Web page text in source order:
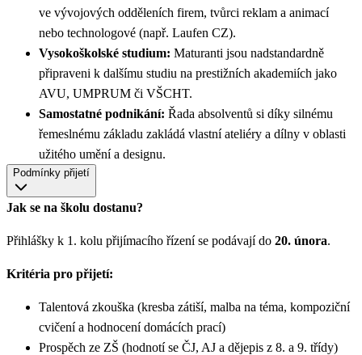
ve vývojových odděleních firem, tvůrci reklam a animací
nebo technologové (např. Laufen CZ).
Vysokoškolské studium: Maturanti jsou nadstandardně
připraveni k dalšímu studiu na prestižních akademiích jako
AVU, UMPRUM či VŠCHT.
Samostatné podnikání: Řada absolventů si díky silnému
řemeslnému základu zakládá vlastní ateliéry a dílny v oblasti
užitého umění a designu.
Podmínky přijetí
Jak se na školu dostanu?
Přihlášky k 1. kolu přijímacího řízení se podávají do 20. února.
Kritéria pro přijetí:
Talentová zkouška (kresba zátiší, malba na téma, kompoziční
cvičení a hodnocení domácích prací)
Prospěch ze ZŠ (hodnotí se ČJ, AJ a dějepis z 8. a 9. třídy)